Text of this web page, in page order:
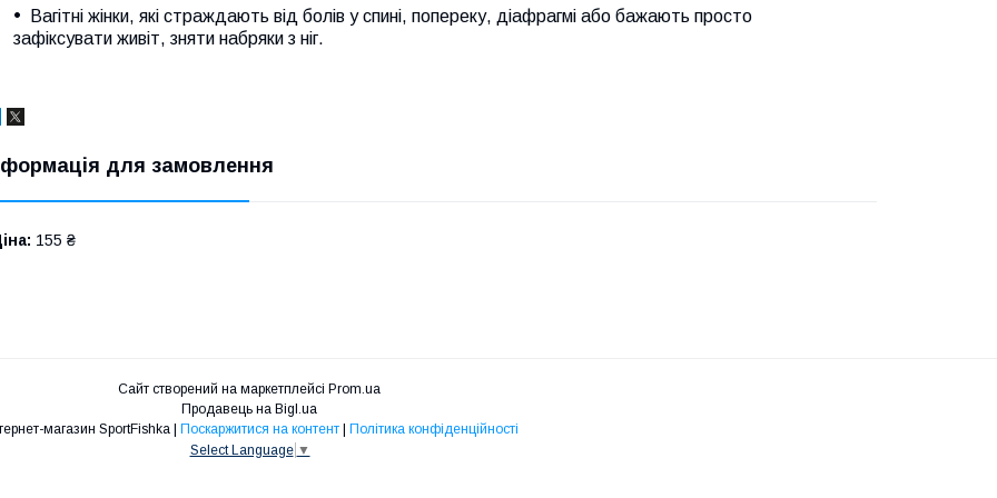
Вагітні жінки, які страждають від болів у спині, попереку, діафрагмі або бажають просто
зафіксувати живіт, зняти набряки з ніг.
для замовлення
155 ₴
Сайт створений на маркетплейсі Prom.ua
Продавець на Bigl.ua
Интернет-магазин SportFishka | Поскаржитися на контент | Політика конфіденційності
Select Language ▼